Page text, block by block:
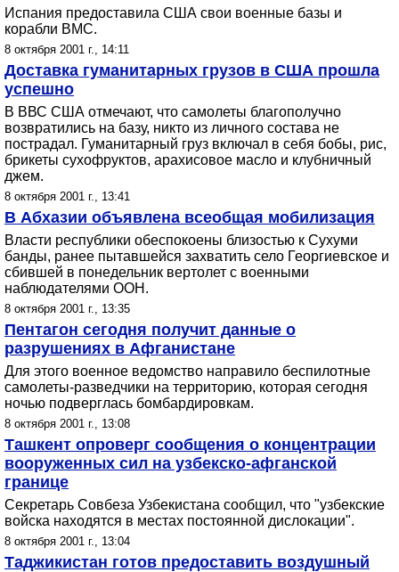
Испания предоставила США свои военные базы и
корабли ВМС.
8 октября 2001 г., 14:11
Доставка гуманитарных грузов в США прошла
успешно
В ВВС США отмечают, что самолеты благополучно
возвратились на базу, никто из личного состава не
пострадал. Гуманитарный груз включал в себя бобы, рис,
брикеты сухофруктов, арахисовое масло и клубничный
джем.
8 октября 2001 г., 13:41
В Абхазии объявлена всеобщая мобилизация
Власти республики обеспокоены близостью к Сухуми
банды, ранее пытавшейся захватить село Георгиевское и
сбившей в понедельник вертолет с военными
наблюдателями ООН.
8 октября 2001 г., 13:35
Пентагон сегодня получит данные о
разрушениях в Афганистане
Для этого военное ведомство направило беспилотные
самолеты-разведчики на территорию, которая сегодня
ночью подверглась бомбардировкам.
8 октября 2001 г., 13:08
Ташкент опроверг сообщения о концентрации
вооруженных сил на узбекско-афганской
границе
Секретарь Совбеза Узбекистана сообщил, что "узбекские
войска находятся в местах постоянной дислокации".
8 октября 2001 г., 13:04
Таджикистан готов предоставить воздушный